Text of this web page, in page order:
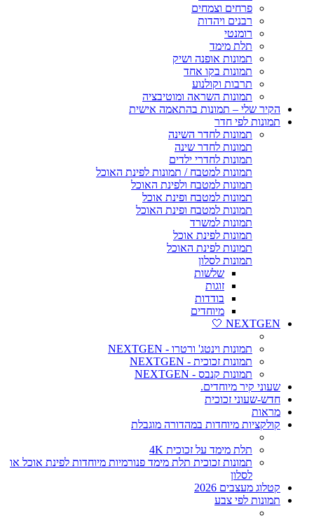
פרחים וצמחים
רבנים ויהדות
רומנטי
תלת מימד
תמונות אופנה ושיק
תמונות בקו אחד
תרבות וקולנוע
תמונות השראה ומוטיבציה
הקיר שלי – תמונות בהתאמה אישית
תמונות לפי חדר
תמונות לחדר השינה
תמונות לחדר שינה
תמונות לחדרי ילדים
תמונות למטבח / תמונות לפינת האוכל
תמונות למטבח ולפינת האוכל
תמונות למטבח ופינת אוכל
תמונות למטבח ופינת האוכל
תמונות למשרד
תמונות לפינת אוכל
תמונות לפינת האוכל
תמונות לסלון
שלשות
זוגות
בודדות
מיוחדים
NEXTGEN 🤍
תמונות וינטג' ורטרו - NEXTGEN
תמונות זכוכית - NEXTGEN
תמונות קנבס - NEXTGEN
שעוני קיר מיוחדים.
חדש-שעוני זכוכית
מראות
קולקציות מיוחדות במהדורה מוגבלת
תלת מימד על זכוכית 4K
תמונות זכוכית תלת מימד פנורמיות מיוחדות לפינת אוכל או
לסלון
קטלוג מעצבים 2026
תמונות לפי צבע